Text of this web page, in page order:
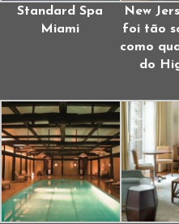
Standard Spa
Miami
New
foi tão
como
do